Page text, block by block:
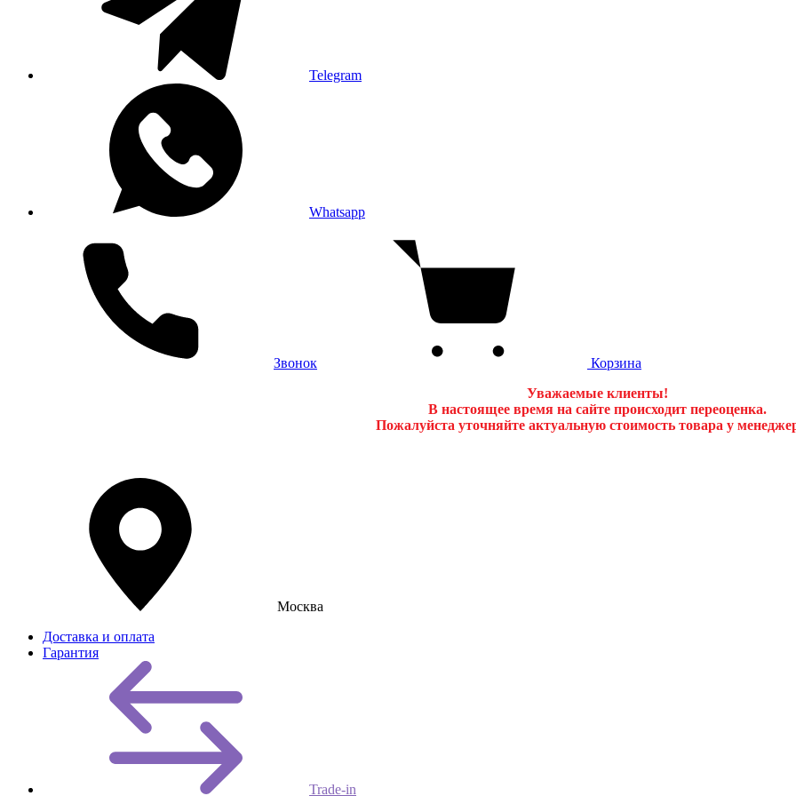
Telegram
Whatsapp
Звонок
Корзина
Уважаемые клиенты!
В настоящее время на сайте происходит переоценка.
Пожалуйста уточняйте актуальную стоимость товара у
Москва
Доставка и оплата
Гарантия
Trade-in